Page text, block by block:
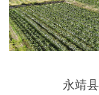
永靖